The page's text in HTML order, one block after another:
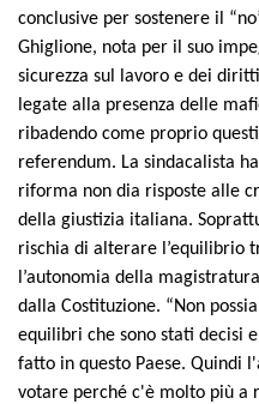
conclusive per sostenere il
Ghiglione, nota per il suo
sicurezza sul lavoro e dei
legate alla presenza delle
ribadendo come proprio
referendum. La sindacalista
riforma non dia risposte alle
della giustizia italiana.
rischia di alterare l’equilibrio
l’autonomia della
dalla Costituzione. “Non
equilibri che sono stati decisi
fatto in questo Paese. Quindi
votare perché c'è molto più a